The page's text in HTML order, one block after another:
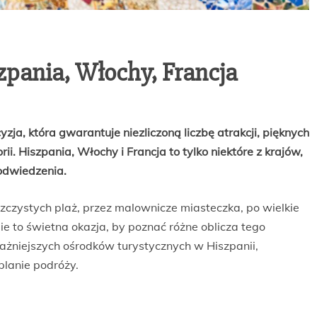
Włochy, Francja
która gwarantuje niezliczoną liczbę atrakcji, pięknych
Hiszpania, Włochy i Francja to tylko niektóre z krajów,
plaż, przez malownicze miasteczka, po wielkie
to świetna okazja, by poznać różne oblicza tego
ośrodków turystycznych w Hiszpanii,
podróży.